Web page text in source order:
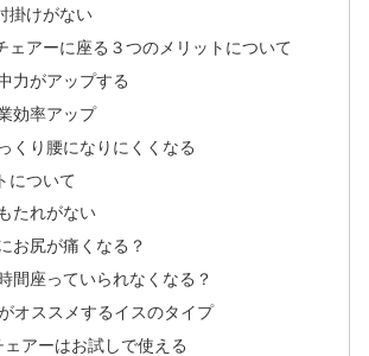
掛けがない
ェアーに座る３つのメリットについて
力がアップする
効率アップ
くり腰になりにくくなる
について
たれがない
お尻が痛くなる？
間座っていられなくなる？
オススメするイスのタイプ
アーはお試しで使える